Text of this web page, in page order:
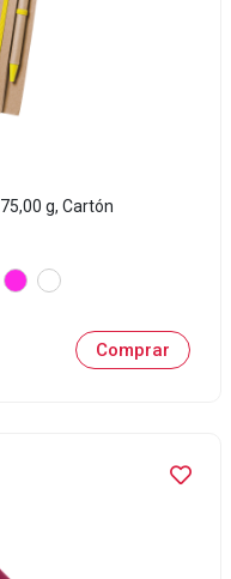
g, Cartón
Comprar